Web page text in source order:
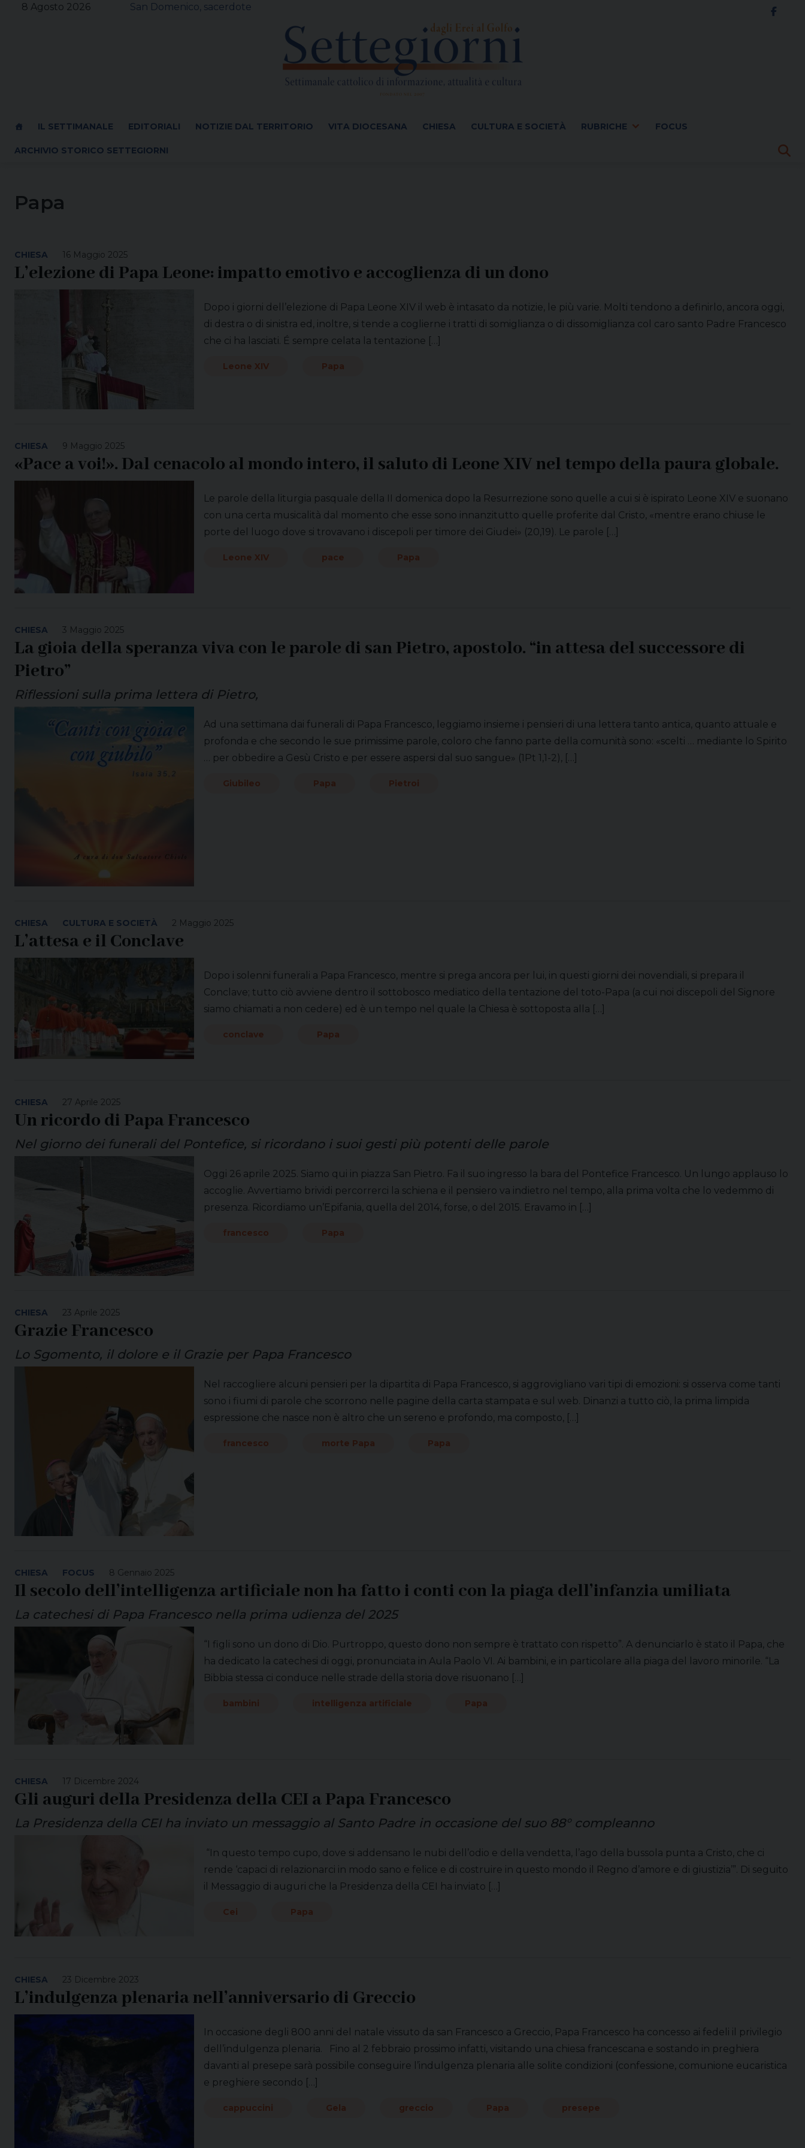
8 Agosto 2026 San Domenico, sacerdote
IL SETTIMANALE EDITORIALI NOTIZIE DAL TERRITORIO VITA DIOCESANA CHIESA CULTURA E SOCIETÀ RUBRICHE FOCUS
ARCHIVIO STORICO SETTEGIORNI
Papa
16 Maggio 2025
CHIESA
L’elezione di Papa Leone: impatto emotivo e accoglienza di un dono
Dopo i giorni dell’elezione di Papa Leone XIV il web è intasato da notizie, le più varie. Molti tendono a definirlo, ancora oggi,
di destra o di sinistra ed, inoltre, si tende a coglierne i tratti di somiglianza o di dissomiglianza col caro santo Padre Francesco
che ci ha lasciati. É sempre celata la tentazione […]
Leone XIV Papa
9 Maggio 2025
CHIESA
«Pace a voi!». Dal cenacolo al mondo intero, il saluto di Leone XIV nel tempo della paura globale.
Le parole della liturgia pasquale della II domenica dopo la Resurrezione sono quelle a cui si è ispirato Leone XIV e suonano
con una certa musicalità dal momento che esse sono innanzitutto quelle proferite dal Cristo, «mentre erano chiuse le
porte del luogo dove si trovavano i discepoli per timore dei Giudei» (20,19). Le parole […]
Leone XIV pace Papa
3 Maggio 2025
CHIESA
La gioia della speranza viva con le parole di san Pietro, apostolo. “in attesa del successore di
Pietro”
Riflessioni sulla prima lettera di Pietro,
Ad una settimana dai funerali di Papa Francesco, leggiamo insieme i pensieri di una lettera tanto antica, quanto attuale e
profonda e che secondo le sue primissime parole, coloro che fanno parte della comunità sono: «scelti … mediante lo Spirito
… per obbedire a Gesù Cristo e per essere aspersi dal suo sangue» (1Pt 1,1-2), […]
Giubileo Papa Pietroi
2 Maggio 2025
CHIESA CULTURA E SOCIETÀ
L’attesa e il Conclave
Dopo i solenni funerali a Papa Francesco, mentre si prega ancora per lui, in questi giorni dei novendiali, si prepara il
Conclave; tutto ciò avviene dentro il sottobosco mediatico della tentazione del toto-Papa (a cui noi discepoli del Signore
siamo chiamati a non cedere) ed è un tempo nel quale la Chiesa è sottoposta alla […]
conclave Papa
27 Aprile 2025
CHIESA
Un ricordo di Papa Francesco
Nel giorno dei funerali del Pontefice, si ricordano i suoi gesti più potenti delle parole
Oggi 26 aprile 2025. Siamo qui in piazza San Pietro. Fa il suo ingresso la bara del Pontefice Francesco. Un lungo applauso lo
accoglie. Avvertiamo brividi percorrerci la schiena e il pensiero va indietro nel tempo, alla prima volta che lo vedemmo di
presenza. Ricordiamo un’Epifania, quella del 2014, forse, o del 2015. Eravamo in […]
francesco Papa
23 Aprile 2025
CHIESA
Grazie Francesco
Lo Sgomento, il dolore e il Grazie per Papa Francesco
Nel raccogliere alcuni pensieri per la dipartita di Papa Francesco, si aggrovigliano vari tipi di emozioni: si osserva come tanti
sono i fiumi di parole che scorrono nelle pagine della carta stampata e sul web. Dinanzi a tutto ciò, la prima limpida
espressione che nasce non è altro che un sereno e profondo, ma composto, […]
francesco morte Papa Papa
8 Gennaio 2025
CHIESA FOCUS
Il secolo dell’intelligenza artificiale non ha fatto i conti con la piaga dell’infanzia umiliata
La catechesi di Papa Francesco nella prima udienza del 2025
“I figli sono un dono di Dio. Purtroppo, questo dono non sempre è trattato con rispetto”. A denunciarlo è stato il Papa, che
ha dedicato la catechesi di oggi, pronunciata in Aula Paolo VI. Ai bambini, e in particolare alla piaga del lavoro minorile. “La
Bibbia stessa ci conduce nelle strade della storia dove risuonano […]
bambini intelligenza artificiale Papa
17 Dicembre 2024
CHIESA
Gli auguri della Presidenza della CEI a Papa Francesco
La Presidenza della CEI ha inviato un messaggio al Santo Padre in occasione del suo 88° compleanno
“In questo tempo cupo, dove si addensano le nubi dell’odio e della vendetta, l’ago della bussola punta a Cristo, che ci
rende ‘capaci di relazionarci in modo sano e felice e di costruire in questo mondo il Regno d’amore e di giustizia’”. Di seguito
il Messaggio di auguri che la Presidenza della CEI ha inviato […]
Cei Papa
23 Dicembre 2023
CHIESA
L’indulgenza plenaria nell’anniversario di Greccio
In occasione degli 800 anni del natale vissuto da san Francesco a Greccio, Papa Francesco ha concesso ai fedeli il privilegio
dell’indulgenza plenaria. Fino al 2 febbraio prossimo infatti, visitando una chiesa francescana e sostando in preghiera
davanti al presepe sarà possibile conseguire l’indulgenza plenaria alle solite condizioni (confessione, comunione eucaristica
e preghiere secondo […]
cappuccini Gela greccio Papa presepe